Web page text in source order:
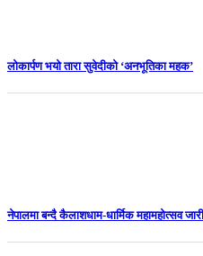
लोकार्पण भयो तारा सुवेदीको ‘अनभूतिका महक’
नेपालमा बन्दै कैलाशधाम-धार्मिक महामहोत्सव जारी